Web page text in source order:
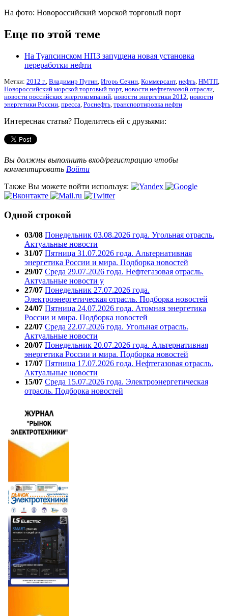
На фото: Новороссийский морской торговый порт
Еще по этой теме
На Туапсинском НПЗ запущена новая установка
переработки нефти
Метки: 2012 г. Владимир Путин Игорь Сечин Коммерсант, нефть НМТП
Новороссийский морской торговый порт, новости нефтегазовой отрасли
новости российских энергокомпаний новости энергетики 2012 новости
энергетики России пресса Роснефть транспортировка нефти
Интересная статья? Поделитесь ей с друзьями:
Вы должны выполнить вход/регистрацию чтобы
комментировать Войти
Также Вы можете войти используя:
Одной строкой
03/08 Понедельник 03.08.2026 года. Угольная отрасль.
Актуальные новости
31/07 Пятница 31.07.2026 года. Альтернативная
энергетика России и мира. Подборка новостей
29/07 Среда 29.07.2026 года. Нефтегазовая отрасль.
Актуальные новости у
27/07 Понедельник 27.07.2026 года.
Электроэнергетическая отрасль. Подборка новостей
24/07 Пятница 24.07.2026 года. Атомная энергетика
России и мира. Подборка новостей
22/07 Среда 22.07.2026 года. Угольная отрасль.
Актуальные новости
20/07 Понедельник 20.07.2026 года. Альтернативная
энергетика России и мира. Подборка новостей
17/07 Пятница 17.07.2026 года. Нефтегазовая отрасль.
Актуальные новости
15/07 Среда 15.07.2026 года. Электроэнергетическая
отрасль. Подборка новостей